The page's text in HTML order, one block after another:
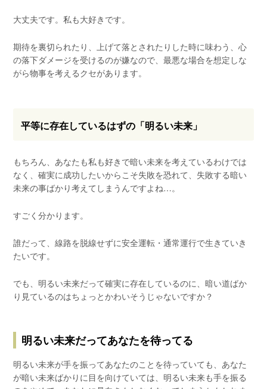
大丈夫です。私も大好きです。
期待を裏切られたり、上げて落とされたりした時に味わう、心
の落下ダメージを受けるのが嫌なので、最悪な場合を想定しな
がら物事を考えるクセがあります。
平等に存在しているはずの「明るい未来」
もちろん、あなたも私も好きで暗い未来を考えているわけでは
なく、確実に成功したいからこそ失敗を恐れて、失敗する暗い
未来の事ばかり考えてしまうんですよね…。
すごく分かります。
誰だって、線路を脱線せずに安全運転・通常運行で生きていき
たいです。
でも、明るい未来だって確実に存在しているのに、暗い道ばか
り見ているのはちょっとかわいそうじゃないですか？
明るい未来だってあなたを待ってる
明るい未来が手を振ってあなたのことを待っていても、あなた
が暗い未来ばかりに目を向けていては、明るい未来も手を振る